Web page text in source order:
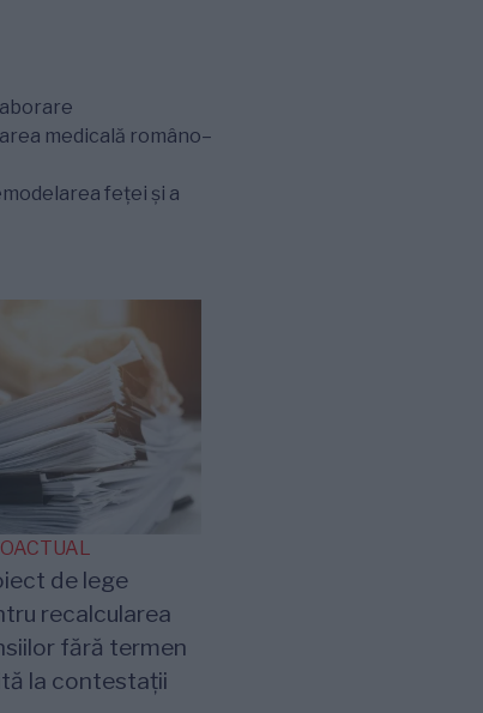
medicală româno–
feței și a
de lege
recalcularea
fără termen
la contestații